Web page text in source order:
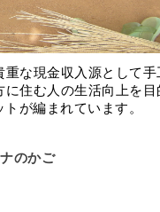
な現金収入源として
住む人の生活向上を
が編まれています。
のかご